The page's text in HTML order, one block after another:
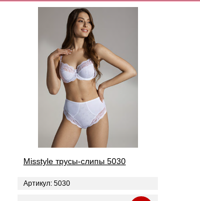
Misstyle трусы-слипы 5030
Артикул: 5030